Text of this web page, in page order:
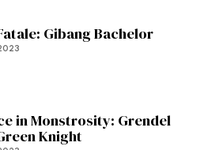
Gibang Bachelor
in Monstrosity: Grendel
Knight